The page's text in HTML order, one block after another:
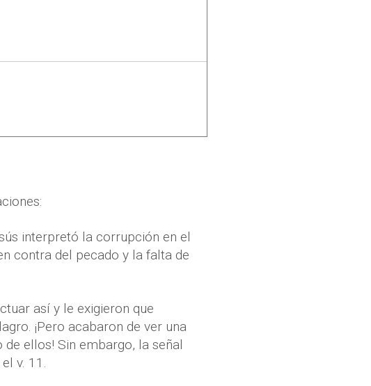
interpretó la corrupción en el
contra del pecado y la falta de
así y le exigieron que
¡Pero acabaron de ver una
ellos! Sin embargo, la señal
v. 11.